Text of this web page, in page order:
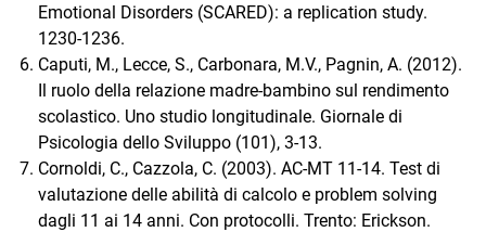
Emotional Disorders (SCARED): a replication study.
1230-1236.
Caputi, M., Lecce, S., Carbonara, M.V., Pagnin, A. (2012).
Il ruolo della relazione madre-bambino sul rendimento
scolastico. Uno studio longitudinale. Giornale di
Psicologia dello Sviluppo (101), 3-13.
Cornoldi, C., Cazzola, C. (2003). AC-MT 11-14. Test di
valutazione delle abilità di calcolo e problem solving
dagli 11 ai 14 anni. Con protocolli. Trento: Erickson.